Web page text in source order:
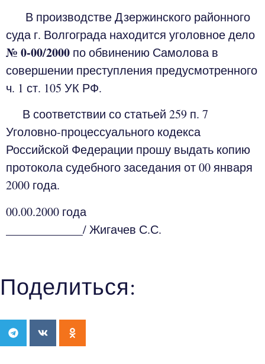
В производстве Дзержинского районного
суда г. Волгограда находится уголовное дело
№ 0-00/2000 по обвинению Самолова в
совершении преступления предусмотренного
ч. 1 ст. 105 УК РФ.
В соответствии со статьей 259 п. 7
Уголовно-процессуального кодекса
Российской Федерации прошу выдать копию
протокола судебного заседания от 00 января
2000 года.
00.00.2000 года
_____________/ Жигачев С.С.
Поделиться: